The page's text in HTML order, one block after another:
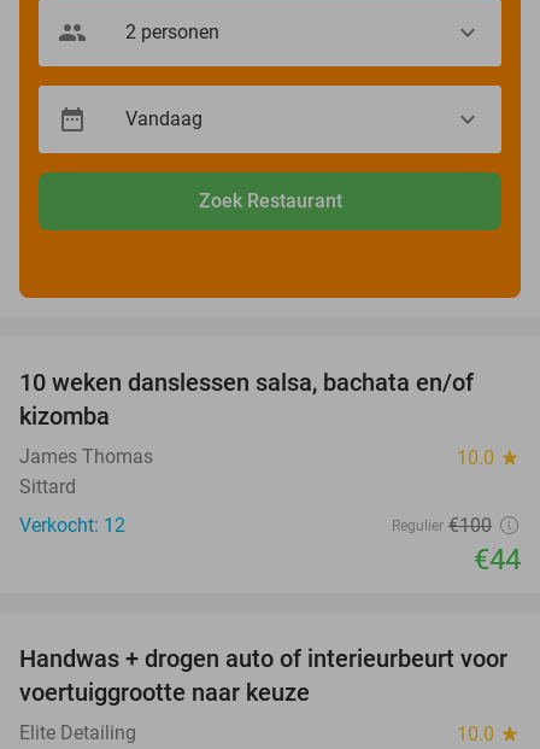
Zoek Restaurant
56%
10 weken danslessen salsa, bachata en/of
kizomba
James Thomas 10.0 star
Sittard
Verkocht: 12
Regulier €100
€44
53%
Handwas + drogen auto of interieurbeurt voor
voertuiggrootte naar keuze
Elite Detailing 10.0 star